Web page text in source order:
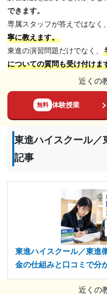
できます。
専属スタッフが答えではなく、
寧に教えます。
東進の演習問題だけでなく、
についての質問も受け付けま
近くの
無料 体験授業
東進ハイスクール／
記事
東進ハイスクール／東進
金の仕組みと口コミで分
近くの